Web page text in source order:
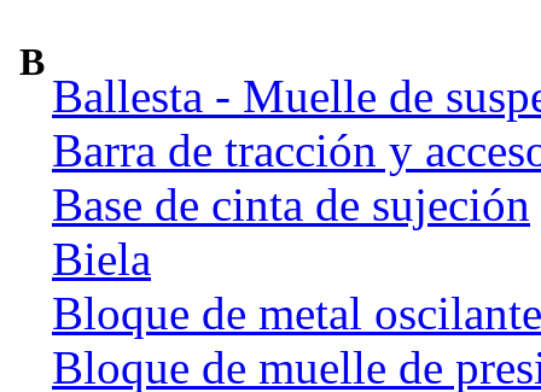
B
Ballesta - Muelle de
Barra de tracción y
Base de cinta de sujeción
Biela
Bloque de metal oscilante
Bloque de muelle de